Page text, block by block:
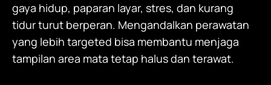
gaya hidup, paparan layar, stres, dan kurang
tidur turut berperan. Mengandalkan perawatan
yang lebih targeted bisa membantu menjaga
tampilan area mata tetap halus dan terawat.